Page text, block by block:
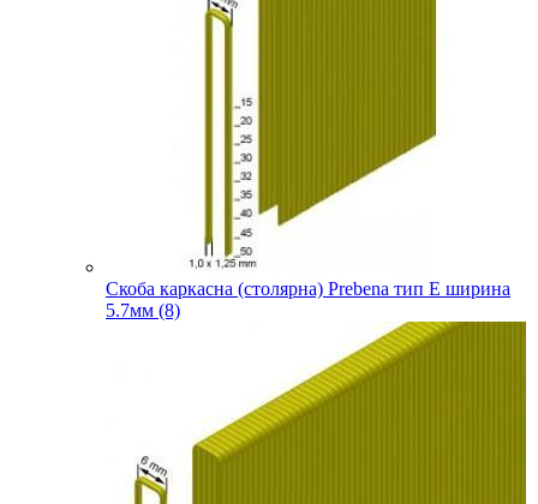
Скоба каркасна (столярна) Prebena тип E ширина
5.7мм (8)